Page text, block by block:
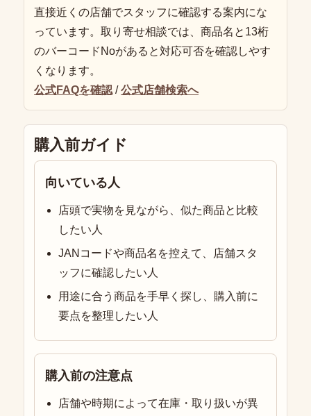
直接近くの店舗でスタッフに確認する案内にな
っています。取り寄せ相談では、商品名と13桁
のバーコードNoがあると対応可否を確認しやす
くなります。
公式FAQを確認 /公式店舗検索へ
購入前ガイド
向いている人
店頭で実物を見ながら、似た商品と比較
したい人
JANコードや商品名を控えて、店舗スタ
ッフに確認したい人
用途に合う商品を手早く探し、購入前に
要点を整理したい人
購入前の注意点
店舗や時期によって在庫・取り扱いが異